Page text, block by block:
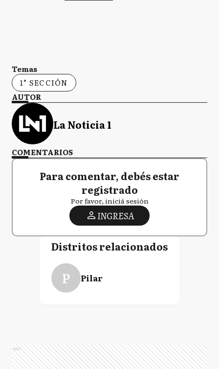
Temas
1° SECCIÓN
AUTOR
La Noticia 1
COMENTARIOS
Para comentar, debés estar
registrado
Por favor, iniciá sesión
INGRESA
Distritos relacionados
P Pilar
Ads